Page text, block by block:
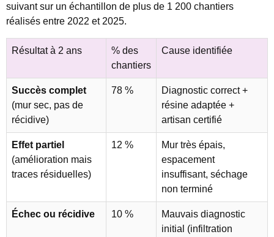
suivant sur un échantillon de plus de 1 200 chantiers
réalisés entre 2022 et 2025.
Résultat à 2 ans
% des
chantiers
Cause identifiée
Succès complet
(mur sec, pas de
récidive)
78 %
Diagnostic correct +
résine adaptée +
artisan certifié
Effet partiel
(amélioration mais
traces résiduelles)
12 %
Mur très épais,
espacement
insuffisant, séchage
non terminé
Échec ou récidive 10 %
Mauvais diagnostic
initial (infiltration